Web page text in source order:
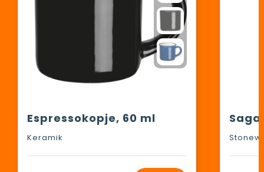
Espressokopje, 60 ml
Keramik